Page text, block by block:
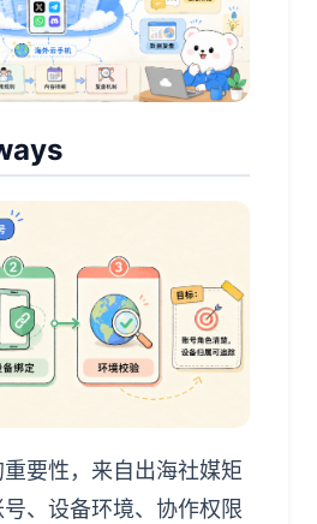
要性，来自出海社媒矩
、设备环境、协作权限